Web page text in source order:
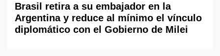
Brasil retira a su embajador en la
Argentina y reduce al mínimo el vínculo
diplomático con el Gobierno de Milei